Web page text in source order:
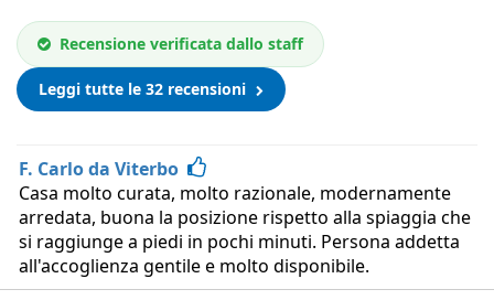
Recensione verificata dallo staff
Leggi tutte le 32 recensioni
F. Carlo da Viterbo
Casa molto curata, molto razionale, modernamente
arredata, buona la posizione rispetto alla spiaggia che
si raggiunge a piedi in pochi minuti. Persona addetta
all'accoglienza gentile e molto disponibile.